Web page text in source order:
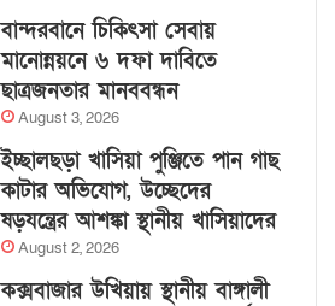
বান্দরবানে চিকিৎসা সেবায়
মানোন্নয়নে ৬ দফা দাবিতে
ছাত্রজনতার মানববন্ধন
August 3, 2026
ইচ্ছালছড়া খাসিয়া পুঞ্জিতে পান গাছ
কাটার অভিযোগ, উচ্ছেদের
ষড়যন্ত্রের আশঙ্কা স্থানীয় খাসিয়াদের
August 2, 2026
কক্সবাজার উখিয়ায় স্থানীয় বাঙ্গালী